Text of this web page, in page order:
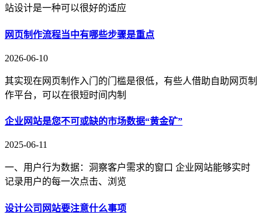
站设计是一种可以很好的适应
网页制作流程当中有哪些步骤是重点
2026-06-10
其实现在网页制作入门的门槛是很低，有些人借助自助网页制
作平台，可以在很短时间内制
企业网站是您不可或缺的市场数据“黄金矿”
2025-06-11
一、用户行为数据：洞察客户需求的窗口 企业网站能够实时
记录用户的每一次点击、浏览
设计公司网站要注意什么事项